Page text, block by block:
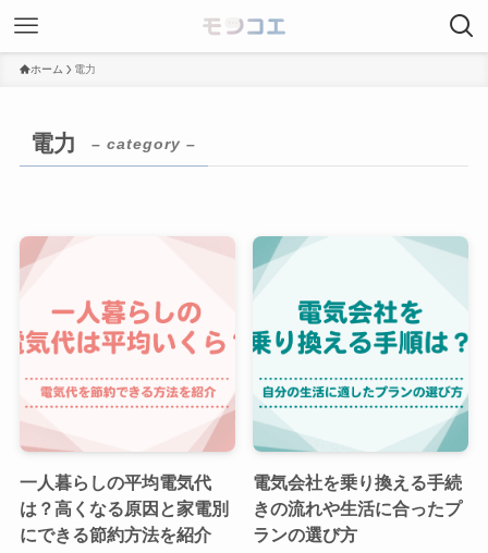
ホーム 電力
電力 – category –
一人暮らしの平均電気代
は？高くなる原因と家電別
にできる節約方法を紹介
電気会社を乗り換える手続
きの流れや生活に合ったプ
ランの選び方